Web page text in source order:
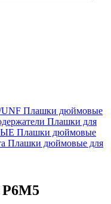
Плашки дюймовые
Плашки для
Плашки дюймовые
Плашки дюймовые для
Р6М5